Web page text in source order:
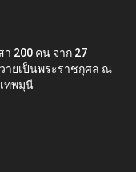
200 คน จาก 27
ายเป็นพระราชกุศล ณ
ทพมุนี